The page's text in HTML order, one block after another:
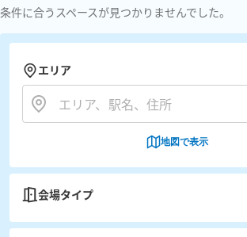
条件に合うスペースが見つかりませんでした。
エリア
地図で表示
会場タイプ